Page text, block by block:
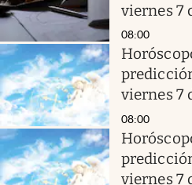
viernes 7
08:00
viernes 7
08:00
viernes 7